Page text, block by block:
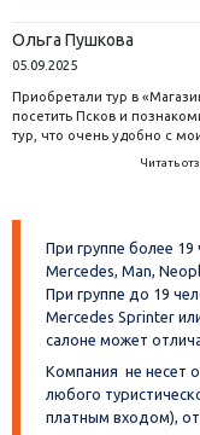
Ольга Пушкова
05.09.2025
Приобретали тур в
посетить Псков и
тур, что очень удобно с
Читать
При группе более
Mercedes, Man,
При группе до 19
Mercedes Sprinter
салоне может
Компания не несет
любого
платным входом),